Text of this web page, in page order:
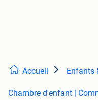
Accueil Enfants
Chambre d'enfant |